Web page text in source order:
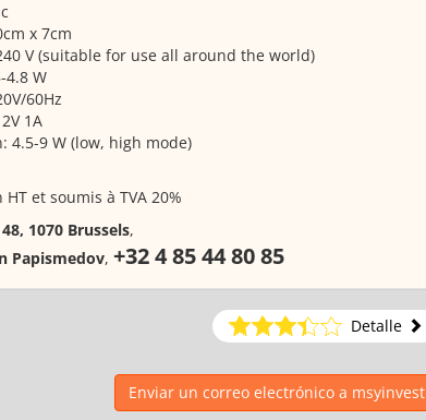
x 7cm
V (suitable for use all around the world)
4.8 W
60Hz
1A
4.5-9 W (low, high mode)
et soumis à TVA 20%
1070 Brussels,
Papismedov, +32 4 85 44 80 85
Detalle
Enviar un correo electrónico a msyinvest